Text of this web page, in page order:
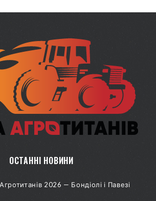
ОСТАННІ НОВИНИ
2026 — Бондіолі і Павезі